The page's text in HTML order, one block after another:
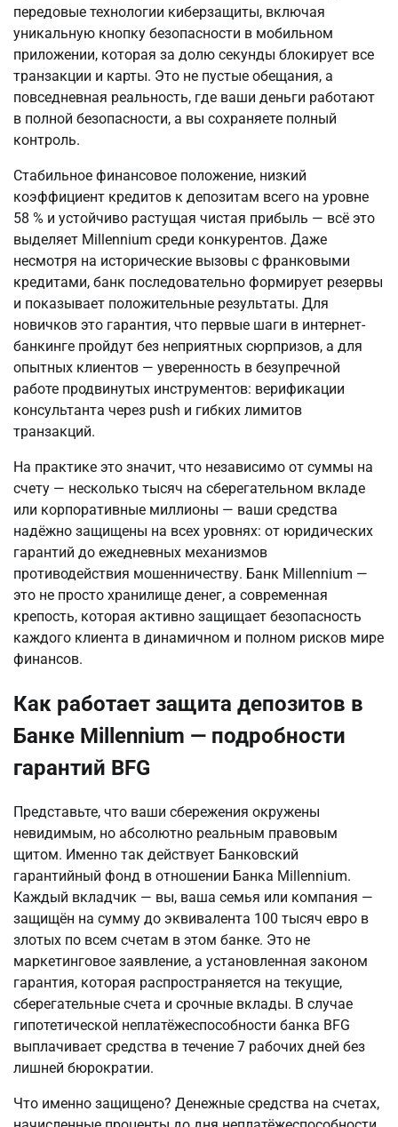
передовые технологии киберзащиты, включая
уникальную кнопку безопасности в мобильном
приложении, которая за долю секунды блокирует все
транзакции и карты. Это не пустые обещания, а
повседневная реальность, где ваши деньги работают
в полной безопасности, а вы сохраняете полный
контроль.
Стабильное финансовое положение, низкий
коэффициент кредитов к депозитам всего на уровне
58 % и устойчиво растущая чистая прибыль — всё это
выделяет Millennium среди конкурентов. Даже
несмотря на исторические вызовы с франковыми
кредитами, банк последовательно формирует резервы
и показывает положительные результаты. Для
новичков это гарантия, что первые шаги в интернет-
банкинге пройдут без неприятных сюрпризов, а для
опытных клиентов — уверенность в безупречной
работе продвинутых инструментов: верификации
консультанта через push и гибких лимитов
транзакций.
На практике это значит, что независимо от суммы на
счету — несколько тысяч на сберегательном вкладе
или корпоративные миллионы — ваши средства
надёжно защищены на всех уровнях: от юридических
гарантий до ежедневных механизмов
противодействия мошенничеству. Банк Millennium —
это не просто хранилище денег, а современная
крепость, которая активно защищает безопасность
каждого клиента в динамичном и полном рисков мире
финансов.
Как работает защита депозитов в
Банке Millennium — подробности
гарантий BFG
Представьте, что ваши сбережения окружены
невидимым, но абсолютно реальным правовым
щитом. Именно так действует Банковский
гарантийный фонд в отношении Банка Millennium.
Каждый вкладчик — вы, ваша семья или компания —
защищён на сумму до эквивалента 100 тысяч евро в
злотых по всем счетам в этом банке. Это не
маркетинговое заявление, а установленная законом
гарантия, которая распространяется на текущие,
сберегательные счета и срочные вклады. В случае
гипотетической неплатёжеспособности банка BFG
выплачивает средства в течение 7 рабочих дней без
лишней бюрократии.
Что именно защищено? Денежные средства на счетах,